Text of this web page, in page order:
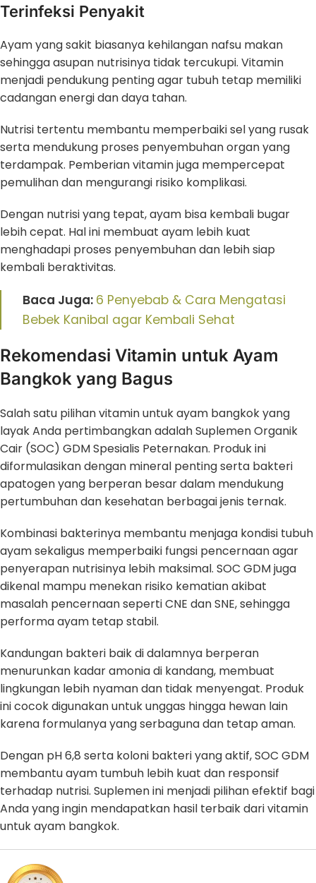
Terinfeksi Penyakit
Ayam yang sakit biasanya kehilangan nafsu makan
sehingga asupan nutrisinya tidak tercukupi. Vitamin
menjadi pendukung penting agar tubuh tetap memiliki
cadangan energi dan daya tahan.
Nutrisi tertentu membantu memperbaiki sel yang rusak
serta mendukung proses penyembuhan organ yang
terdampak. Pemberian vitamin juga mempercepat
pemulihan dan mengurangi risiko komplikasi.
Dengan nutrisi yang tepat, ayam bisa kembali bugar
lebih cepat. Hal ini membuat ayam lebih kuat
menghadapi proses penyembuhan dan lebih siap
kembali beraktivitas.
Baca Juga: 6 Penyebab & Cara Mengatasi
Bebek Kanibal agar Kembali Sehat
Rekomendasi Vitamin untuk Ayam
Bangkok yang Bagus
Salah satu pilihan vitamin untuk ayam bangkok yang
layak Anda pertimbangkan adalah Suplemen Organik
Cair (SOC) GDM Spesialis Peternakan. Produk ini
diformulasikan dengan mineral penting serta bakteri
apatogen yang berperan besar dalam mendukung
pertumbuhan dan kesehatan berbagai jenis ternak.
Kombinasi bakterinya membantu menjaga kondisi tubuh
ayam sekaligus memperbaiki fungsi pencernaan agar
penyerapan nutrisinya lebih maksimal. SOC GDM juga
dikenal mampu menekan risiko kematian akibat
masalah pencernaan seperti CNE dan SNE, sehingga
performa ayam tetap stabil.
Kandungan bakteri baik di dalamnya berperan
menurunkan kadar amonia di kandang, membuat
lingkungan lebih nyaman dan tidak menyengat. Produk
ini cocok digunakan untuk unggas hingga hewan lain
karena formulanya yang serbaguna dan tetap aman.
Dengan pH 6,8 serta koloni bakteri yang aktif, SOC GDM
membantu ayam tumbuh lebih kuat dan responsif
terhadap nutrisi. Suplemen ini menjadi pilihan efektif bagi
Anda yang ingin mendapatkan hasil terbaik dari vitamin
untuk ayam bangkok.